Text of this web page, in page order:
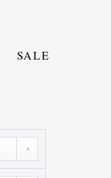
SALE